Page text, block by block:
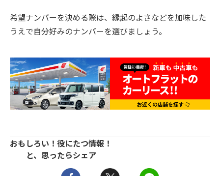
希望ナンバーを決める際は、縁起のよさなどを加味した
うえで自分好みのナンバーを選びましょう。
おもしろい！役にたつ情報！
と、思ったらシェア